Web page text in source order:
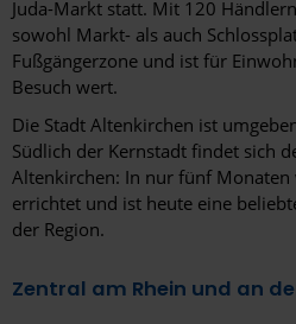
Juda-Markt statt. Mit 120
sowohl Markt- als auch
Fußgängerzone und ist für
Besuch wert.
Die Stadt Altenkirchen ist
Südlich der Kernstadt findet sich
Altenkirchen: In nur fünf
errichtet und ist heute eine
der Region.
Zentral am Rhein und an